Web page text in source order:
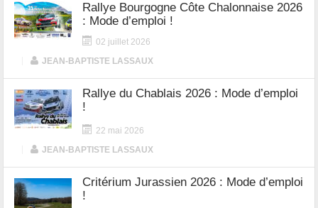
Rallye Bourgogne Côte Chalonnaise 2026
: Mode d’emploi !
02 juillet 2026
JEAN-BAPTISTE LASSAUX
Rallye du Chablais 2026 : Mode d’emploi
!
22 mai 2026
JEAN-BAPTISTE LASSAUX
Critérium Jurassien 2026 : Mode d’emploi
!